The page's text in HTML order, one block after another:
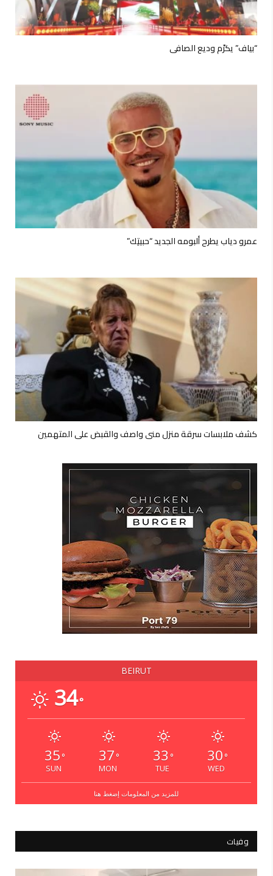
“بياف” يكرّم وديع الصافي
عمرو دياب يطرح ألبومه الجديد “حبيتِك”
كشف ملابسات سرقة منزل منى واصف والقبض على المتهمين
BEIRUT
34°
35 °
SUN
37 °
MON
33 °
TUE
30 °
WED
للمزيد من المعلومات إضغط هنا
وفيات